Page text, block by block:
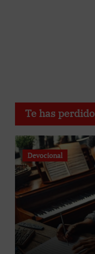
Te has perdido
Devocional